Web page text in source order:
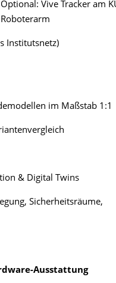
Optional: Vive Tracker am
Roboterarm
Institutsnetz)
im Maßstab 1:1
& Digital Twins
Sicherheitsräume,
Ausstattung